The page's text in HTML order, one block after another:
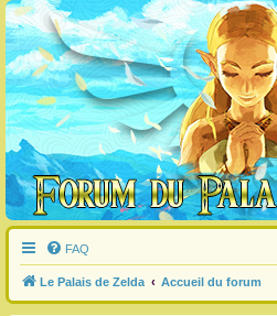
FAQ
Le Palais de Zelda Accueil du forum